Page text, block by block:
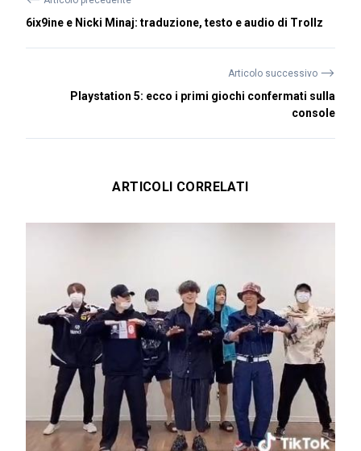
6ix9ine e Nicki Minaj: traduzione, testo e audio di Trollz
Articolo successivo ⟶
Playstation 5: ecco i primi giochi confermati sulla
console
ARTICOLI CORRELATI